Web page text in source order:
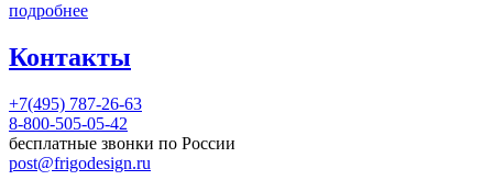
подробнее
Контакты
+7(495) 787-26-63
8-800-505-05-42
бесплатные звонки по России
post@frigodesign.ru